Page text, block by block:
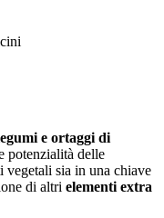
e ortaggi di
potenzialità delle
vegetali sia in una chiave
di altri elementi extra